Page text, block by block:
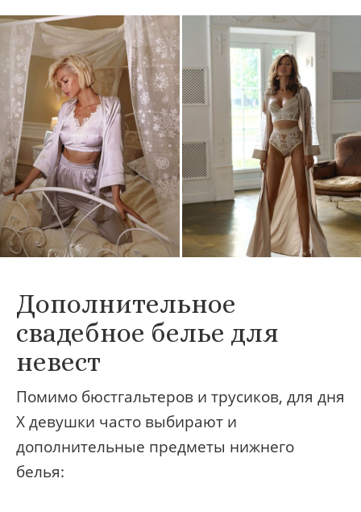
Дополнительное
свадебное белье для
невест
Помимо бюстгальтеров и трусиков, для дня
X девушки часто выбирают и
дополнительные предметы нижнего
белья: